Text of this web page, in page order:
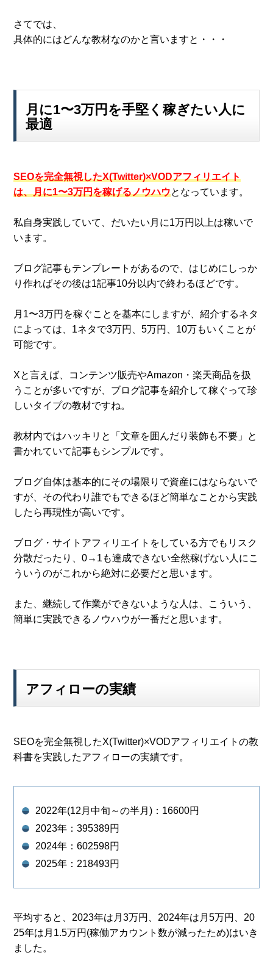
さてでは、
具体的にはどんな教材なのかと言いますと・・・
月に1〜3万円を手堅く稼ぎたい人に
最適
SEOを完全無視したX(Twitter)×VODアフィリエイト
は、月に1〜3万円を稼げるノウハウとなっています。
私自身実践していて、だいたい月に1万円以上は稼いで
います。
ブログ記事もテンプレートがあるので、はじめにしっか
り作ればその後は1記事10分以内で終わるほどです。
月1〜3万円を稼ぐことを基本にしますが、紹介するネタ
によっては、1ネタで3万円、5万円、10万もいくことが
可能です。
Xと言えば、コンテンツ販売やAmazon・楽天商品を扱
うことが多いですが、ブログ記事を紹介して稼ぐって珍
しいタイプの教材ですね。
教材内ではハッキリと「文章を囲んだり装飾も不要」と
書かれていて記事もシンプルです。
ブログ自体は基本的にその場限りで資産にはならないで
すが、その代わり誰でもできるほど簡単なことから実践
したら再現性が高いです。
ブログ・サイトアフィリエイトをしている方でもリスク
分散だったり、0→1も達成できない全然稼げない人にこ
ういうのがこれから絶対に必要だと思います。
また、継続して作業ができないような人は、こういう、
簡単に実践できるノウハウが一番だと思います。
アフィローの実績
SEOを完全無視したX(Twitter)×VODアフィリエイトの教
科書を実践したアフィローの実績です。
2022年(12月中旬～の半月)：16600円
2023年：395389円
2024年：602598円
2025年：218493円
平均すると、2023年は月3万円、2024年は月5万円、20
25年は月1.5万円(稼働アカウント数が減ったため)はいき
ました。